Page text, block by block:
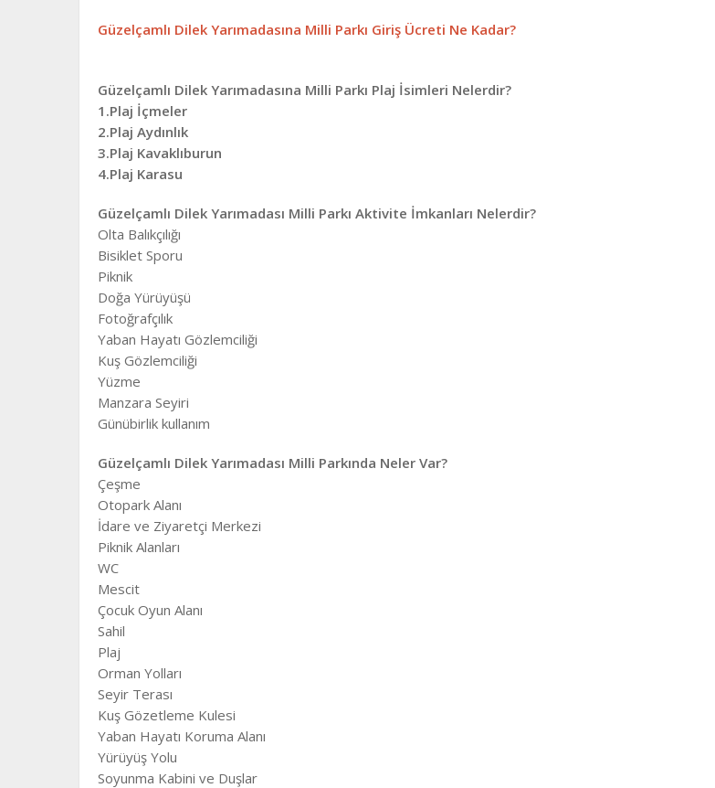
Güzelçamlı Dilek Yarımadasına Milli Parkı Giriş Ücreti Ne Kadar?
Güzelçamlı Dilek Yarımadasına Milli Parkı Plaj İsimleri Nelerdir?
1.Plaj İçmeler
2.Plaj Aydınlık
3.Plaj Kavaklıburun
4.Plaj Karasu
Güzelçamlı Dilek Yarımadası Milli Parkı Aktivite İmkanları Nelerdir?
Olta Balıkçılığı
Bisiklet Sporu
Piknik
Doğa Yürüyüşü
Fotoğrafçılık
Yaban Hayatı Gözlemciliği
Kuş Gözlemciliği
Yüzme
Manzara Seyiri
Günübirlik kullanım
Güzelçamlı Dilek Yarımadası Milli Parkında Neler Var?
Çeşme
Otopark Alanı
İdare ve Ziyaretçi Merkezi
Piknik Alanları
WC
Mescit
Çocuk Oyun Alanı
Sahil
Plaj
Orman Yolları
Seyir Terası
Kuş Gözetleme Kulesi
Yaban Hayatı Koruma Alanı
Yürüyüş Yolu
Soyunma Kabini ve Duşlar